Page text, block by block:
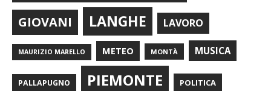
GIOVANI LANGHE LAVORO
MAURIZIO MARELLO METEO MONTÀ MUSICA
PALLAPUGNO PIEMONTE POLITICA